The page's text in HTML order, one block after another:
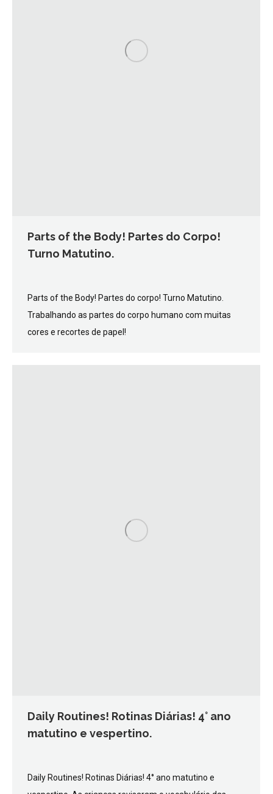
Parts of the Body! Partes do Corpo!
Turno Matutino.
Parts of the Body! Partes do corpo! Turno Matutino.
Trabalhando as partes do corpo humano com muitas
cores e recortes de papel!
Daily Routines! Rotinas Diárias! 4° ano
matutino e vespertino.
Daily Routines! Rotinas Diárias! 4° ano matutino e